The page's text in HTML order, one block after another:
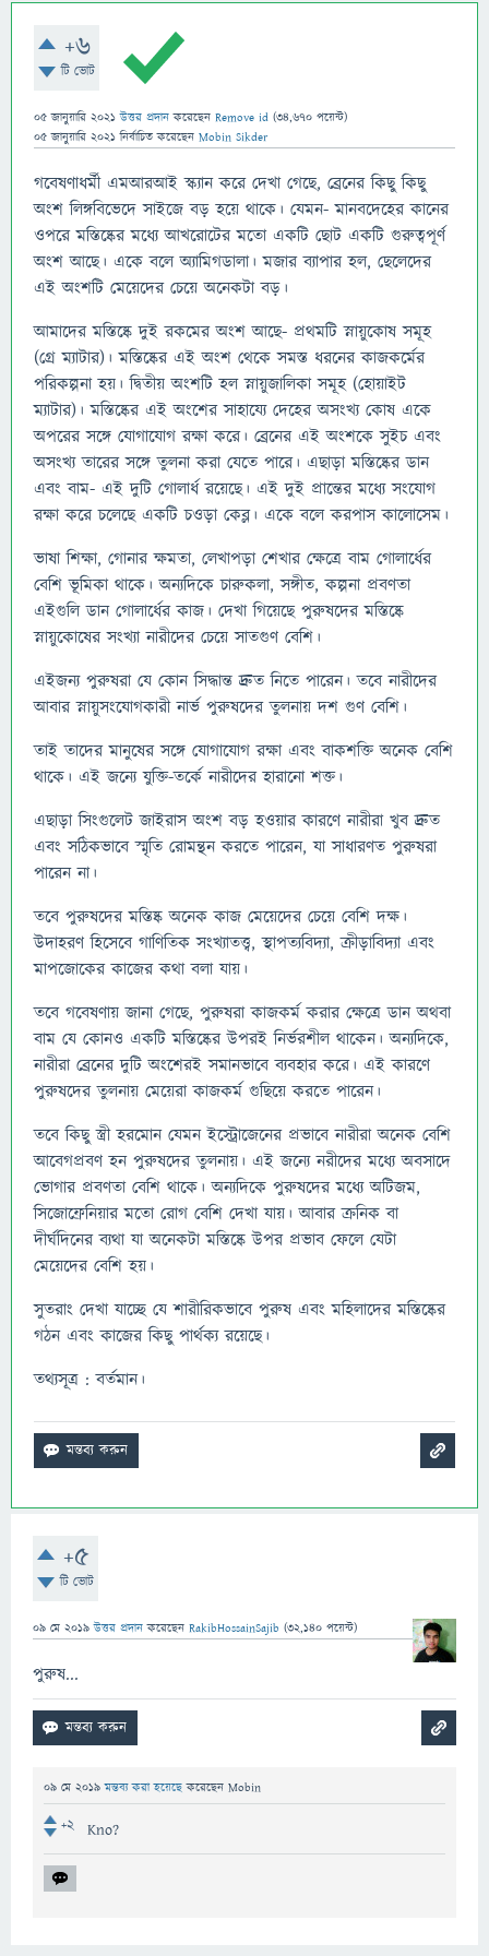
+6
টি ভোট
05 জানুয়ারি 2021 উত্তর প্রদান করেছেন Remove id (34,670 পয়েন্ট)
05 জানুয়ারি 2021 নির্বাচিত করেছেন Mobin Sikder
গবেষণাধর্মী এমআরআই স্ক্যান করে দেখা গেছে, ব্রেনের কিছু কিছু
অংশ লিঙ্গবিভেদে সাইজে বড় হয়ে থাকে। যেমন- মানবদেহের কানের
ওপরে মস্তিষ্কের মধ্যে আখরোটের মতো একটি ছোট একটি গুরুত্বপূর্ণ
অংশ আছে। একে বলে অ্যামিগডালা। মজার ব্যাপার হল, ছেলেদের
এই অংশটি মেয়েদের চেয়ে অনেকটা বড়।
আমাদের মস্তিষ্কে দুই রকমের অংশ আছে- প্রথমটি স্নায়ুকোষ সমূহ
(গ্রে ম্যাটার)। মস্তিষ্কের এই অংশ থেকে সমস্ত ধরনের কাজকর্মের
পরিকল্পনা হয়। দ্বিতীয় অংশটি হল স্নায়ুজালিকা সমূহ (হোয়াইট
ম্যাটার)। মস্তিষ্কের এই অংশের সাহায্যে দেহের অসংখ্য কোষ একে
অপরের সঙ্গে যোগাযোগ রক্ষা করে। ব্রেনের এই অংশকে সুইচ এবং
অসংখ্য তারের সঙ্গে তুলনা করা যেতে পারে। এছাড়া মস্তিষ্কের ডান
এবং বাম- এই দুটি গোলার্ধ রয়েছে। এই দুই প্রান্তের মধ্যে সংযোগ
রক্ষা করে চলেছে একটি চওড়া কেব্ল। একে বলে করপাস কালোসেম।
ভাষা শিক্ষা, গোনার ক্ষমতা, লেখাপড়া শেখার ক্ষেত্রে বাম গোলার্ধের
বেশি ভূমিকা থাকে। অন্যদিকে চারুকলা, সঙ্গীত, কল্পনা প্রবণতা
এইগুলি ডান গোলার্ধের কাজ। দেখা গিয়েছে পুরুষদের মস্তিষ্কে
স্নায়ুকোষের সংখ্যা নারীদের চেয়ে সাতগুণ বেশি।
এইজন্য পুরুষরা যে কোন সিদ্ধান্ত দ্রুত নিতে পারেন। তবে নারীদের
আবার স্নায়ুসংযোগকারী নার্ভ পুরুষদের তুলনায় দশ গুণ বেশি।
তাই তাদের মানুষের সঙ্গে যোগাযোগ রক্ষা এবং বাকশক্তি অনেক বেশি
থাকে। এই জন্যে যুক্তি-তর্কে নারীদের হারানো শক্ত।
এছাড়া সিংগুলেট জাইরাস অংশ বড় হওয়ার কারণে নারীরা খুব দ্রুত
এবং সঠিকভাবে স্মৃতি রোমন্থন করতে পারেন, যা সাধারণত পুরুষরা
পারেন না।
তবে পুরুষদের মস্তিষ্ক অনেক কাজ মেয়েদের চেয়ে বেশি দক্ষ।
উদাহরণ হিসেবে গাণিতিক সংখ্যাতত্ত্ব, স্থাপত্যবিদ্যা, ক্রীড়াবিদ্যা এবং
মাপজোকের কাজের কথা বলা যায়।
তবে গবেষণায় জানা গেছে, পুরুষরা কাজকর্ম করার ক্ষেত্রে ডান অথবা
বাম যে কোনও একটি মস্তিষ্কের উপরই নির্ভরশীল থাকেন। অন্যদিকে,
নারীরা ব্রেনের দুটি অংশেরই সমানভাবে ব্যবহার করে। এই কারণে
পুরুষদের তুলনায় মেয়েরা কাজকর্ম গুছিয়ে করতে পারেন।
তবে কিছু স্ত্রী হরমোন যেমন ইস্ট্রোজেনের প্রভাবে নারীরা অনেক বেশি
আবেগপ্রবণ হন পুরুষদের তুলনায়। এই জন্যে নরীদের মধ্যে অবসাদে
ভোগার প্রবণতা বেশি থাকে। অন্যদিকে পুরুষদের মধ্যে অটিজম,
সিজোফ্রেনিয়ার মতো রোগ বেশি দেখা যায়। আবার ক্রনিক বা
দীর্ঘদিনের ব্যথা যা অনেকটা মস্তিষ্কে উপর প্রভাব ফেলে যেটা
মেয়েদের বেশি হয়।
সুতরাং দেখা যাচ্ছে যে শারীরিকভাবে পুরুষ এবং মহিলাদের মস্তিষ্কের
গঠন এবং কাজের কিছু পার্থক্য রয়েছে।
তথ্যসূত্র : বর্তমান।
+5
টি ভোট
09 মে 2019 উত্তর প্রদান করেছেন RakibHossainSajib (32,140 পয়েন্ট)
পুরুষ...
09 মে 2019 মন্তব্য করা হয়েছেকরেছেন Mobin
+2 Kno?